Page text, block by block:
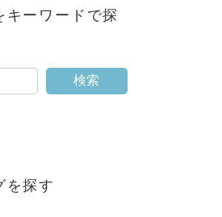
キーワードで探
検索
を探す